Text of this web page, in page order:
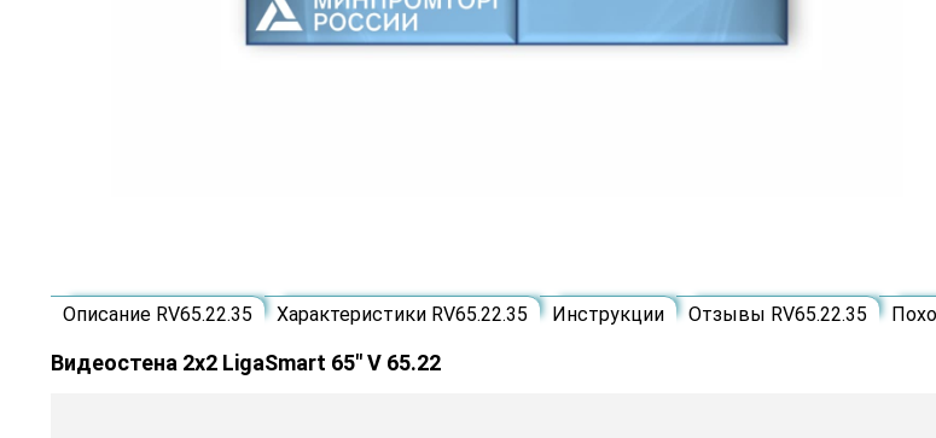
Описание RV65.22.35 Характеристики RV65.22.35 Инструкции Отзывы RV65.22.35
Видеостена 2x2 LigaSmart 65" V 65.22